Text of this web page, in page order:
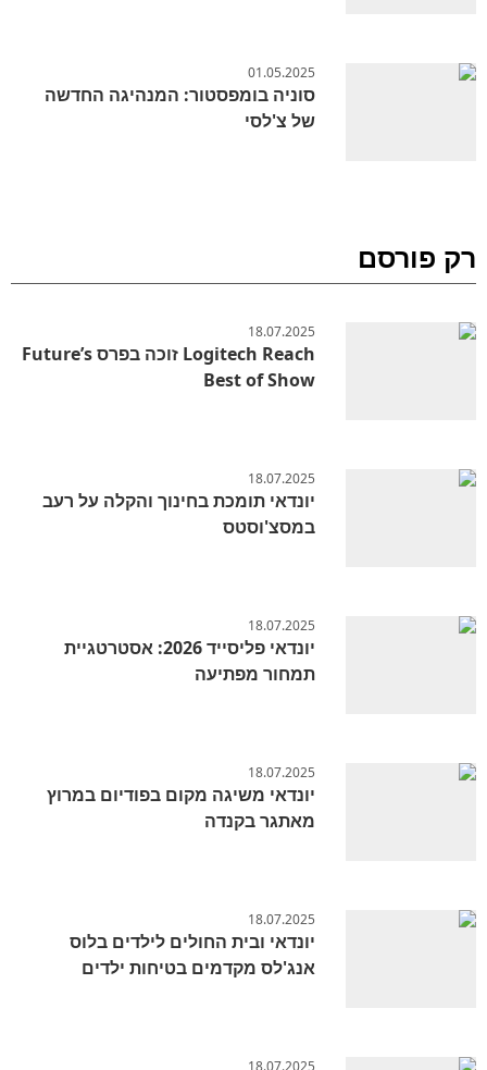
01.05.2025
סוניה בומפסטור: המנהיגה החדשה
של צ'לסי
רק פורסם
18.07.2025
Logitech Reach זוכה בפרס Future’s
Best of Show
18.07.2025
יונדאי תומכת בחינוך והקלה על רעב
במסצ'וסטס
18.07.2025
יונדאי פליסייד 2026: אסטרטגיית
תמחור מפתיעה
18.07.2025
יונדאי משיגה מקום בפודיום במרוץ
מאתגר בקנדה
18.07.2025
יונדאי ובית החולים לילדים בלוס
אנג'לס מקדמים בטיחות ילדים
18.07.2025